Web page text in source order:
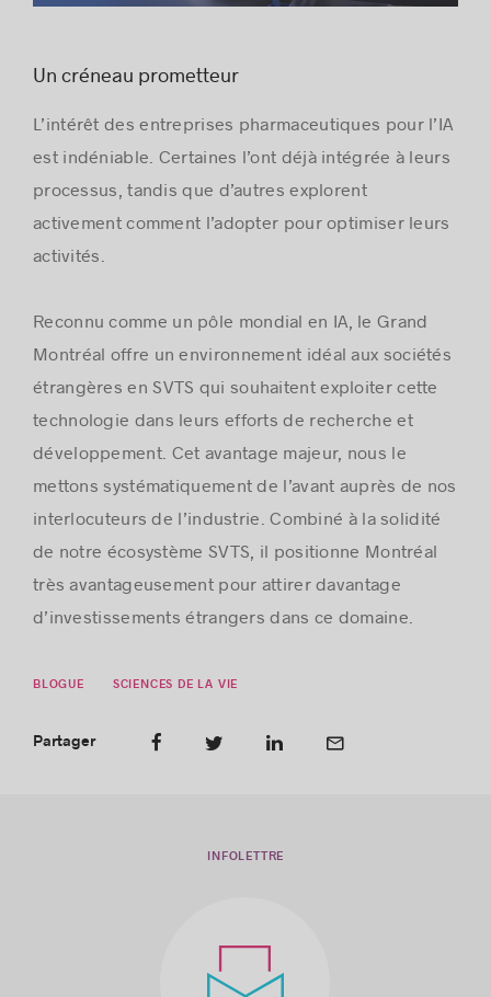
Recursion Pharmaceuticals
Un créneau prometteur
L’intérêt des entreprises pharmaceutiques pour l’IA
est indéniable. Certaines l’ont déjà intégrée à leurs
processus, tandis que d’autres explorent
activement comment l’adopter pour optimiser leurs
activités.
Reconnu comme un pôle mondial en IA, le Grand
Montréal offre un environnement idéal aux sociétés
étrangères en SVTS qui souhaitent exploiter cette
technologie dans leurs efforts de recherche et
développement. Cet avantage majeur, nous le
mettons systématiquement de l’avant auprès de nos
interlocuteurs de l’industrie. Combiné à la solidité
de notre écosystème SVTS, il positionne Montréal
très avantageusement pour attirer davantage
d’investissements étrangers dans ce domaine.
BLOGUE SCIENCES DE LA VIE
Partager
INFOLETTRE